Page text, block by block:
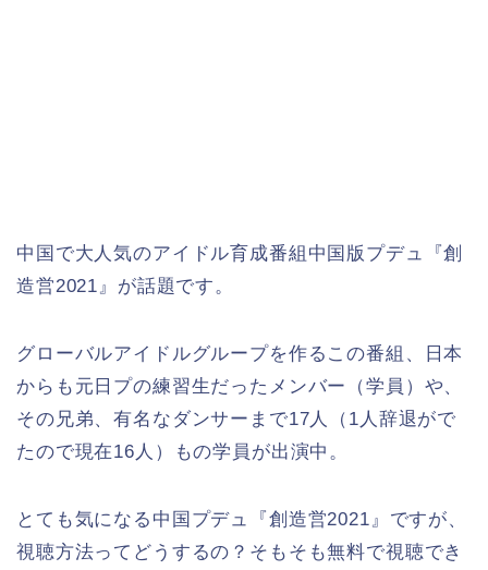
中国で大人気のアイドル育成番組中国版プデュ『創
造営2021』が話題です。
グローバルアイドルグループを作るこの番組、日本
からも元日プの練習生だったメンバー（学員）や、
その兄弟、有名なダンサーまで17人（1人辞退がで
たので現在16人）もの学員が出演中。
とても気になる中国プデュ『創造営2021』ですが、
視聴方法ってどうするの？そもそも無料で視聴でき